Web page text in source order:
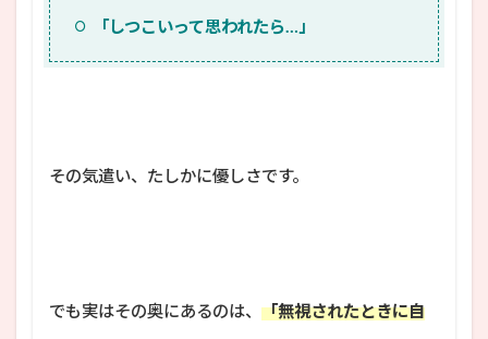
「しつこいって思われたら…」
その気遣い、たしかに優しさです。
でも実はその奥にあるのは、 「無視されたときに自